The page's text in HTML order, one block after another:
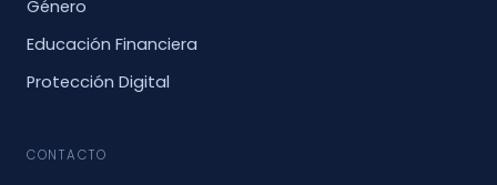
Género
Educación Financiera
Protección Digital
CONTACTO